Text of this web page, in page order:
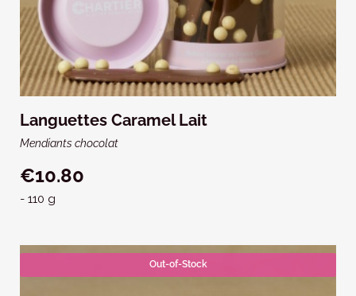
Languettes Caramel Lait
Mendiants chocolat
€10.80
- 110 g
Out-of-Stock